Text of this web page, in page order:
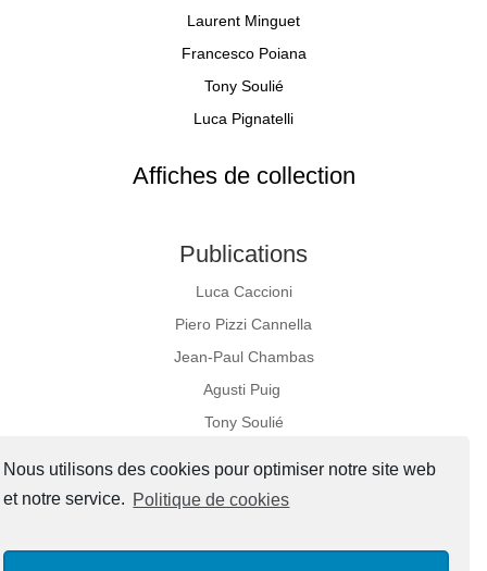
Nous utilisons des cookies pour optimiser notre site web
et notre service. Politique de cookies
Laurent Minguet
Francesco Poiana
Tony Soulié
Luca Pignatelli
Affiches de collection
Publications
Luca Caccioni
Piero Pizzi Cannella
Jean-Paul Chambas
Agusti Puig
Tony Soulié
Réseaux sociaux